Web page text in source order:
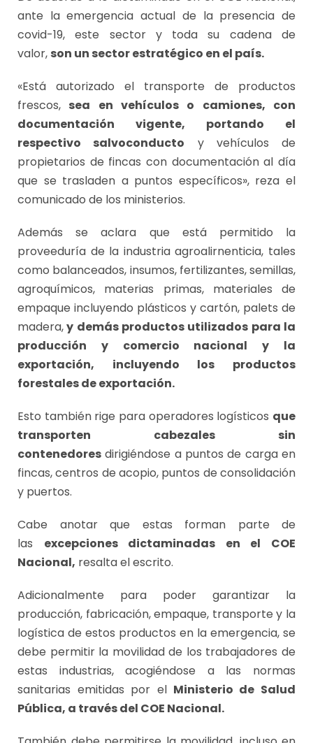
ante la emergencia actual de la presencia de
covid-19, este sector y toda su cadena de
valor, son un sector estratégico en el país.
«Está autorizado el transporte de productos
frescos, sea en vehículos o camiones, con
documentación vigente, portando el
respectivo salvoconducto y vehículos de
propietarios de fincas con documentación al día
que se trasladen a puntos específicos», reza el
comunicado de los ministerios.
Además se aclara que está permitido la
proveeduría de la industria agroalirnenticia, tales
como balanceados, insumos, fertilizantes, semillas,
agroquímicos, materias primas, materiales de
empaque incluyendo plásticos y cartón, palets de
madera,y demás productos utilizados para la
producción y comercio nacional y la
exportación, incluyendo los productos
forestales de exportación.
Esto también rige para operadores logísticos que
transporten cabezales sin
contenedores dirigiéndose a puntos de carga en
fincas, centros de acopio, puntos de consolidación
y puertos.
Cabe anotar que estas forman parte de
las excepciones dictaminadas en el COE
Nacional, resalta el escrito.
Adicionalmente para poder garantizar la
producción, fabricación, empaque, transporte y la
logística de estos productos en la emergencia, se
debe permitir la movilidad de los trabajadores de
estas industrias, acogiéndose a las normas
sanitarias emitidas por el Ministerio de Salud
Pública, a través del COE Nacional.